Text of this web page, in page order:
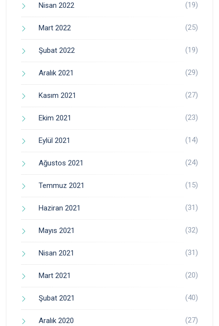
Nisan 2022 (19)
Mart 2022 (25)
Şubat 2022 (19)
Aralık 2021 (29)
Kasım 2021 (27)
Ekim 2021 (23)
Eylül 2021 (14)
Ağustos 2021 (24)
Temmuz 2021 (15)
Haziran 2021 (31)
Mayıs 2021 (32)
Nisan 2021 (31)
Mart 2021 (20)
Şubat 2021 (40)
Aralık 2020 (27)